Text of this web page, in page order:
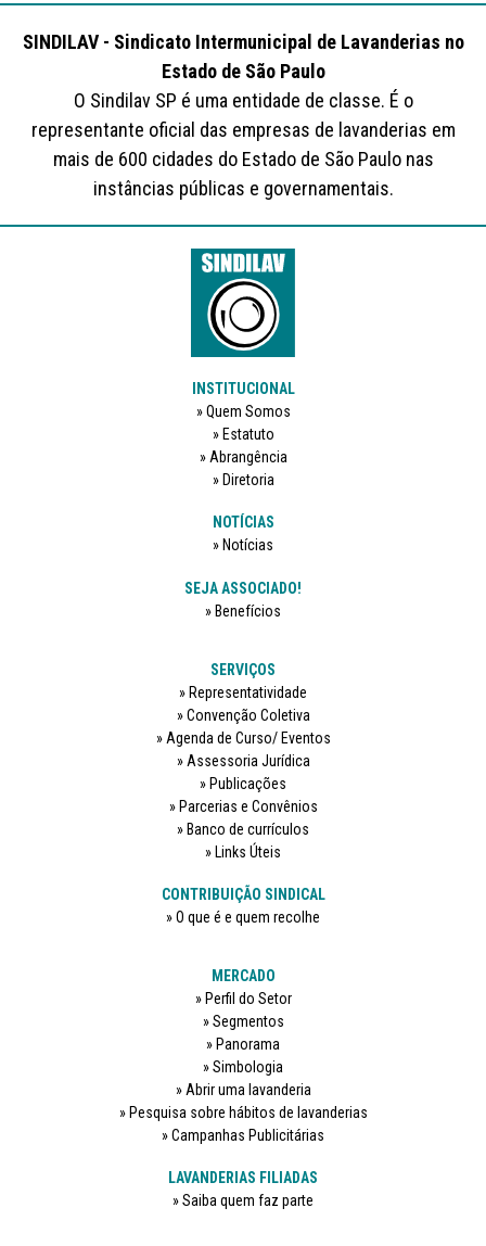
SINDILAV - Sindicato Intermunicipal de Lavanderias no
Estado de São Paulo
O Sindilav SP é uma entidade de classe. É o
representante oficial das empresas de lavanderias em
mais de 600 cidades do Estado de São Paulo nas
instâncias públicas e governamentais.
INSTITUCIONAL
Quem Somos
Estatuto
Abrangência
Diretoria
NOTÍCIAS
Notícias
SEJA ASSOCIADO!
Benefícios
SERVIÇOS
Representatividade
Convenção Coletiva
Agenda de Curso/ Eventos
Assessoria Jurídica
Publicações
Parcerias e Convênios
Banco de currículos
Links Úteis
CONTRIBUIÇÃO SINDICAL
O que é e quem recolhe
MERCADO
Perfil do Setor
Segmentos
Panorama
Simbologia
Abrir uma lavanderia
Pesquisa sobre hábitos de lavanderias
Campanhas Publicitárias
LAVANDERIAS FILIADAS
Saiba quem faz parte